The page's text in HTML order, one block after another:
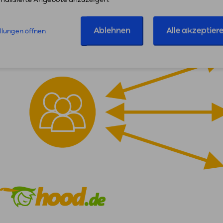
öffnen Ablehnen Alle